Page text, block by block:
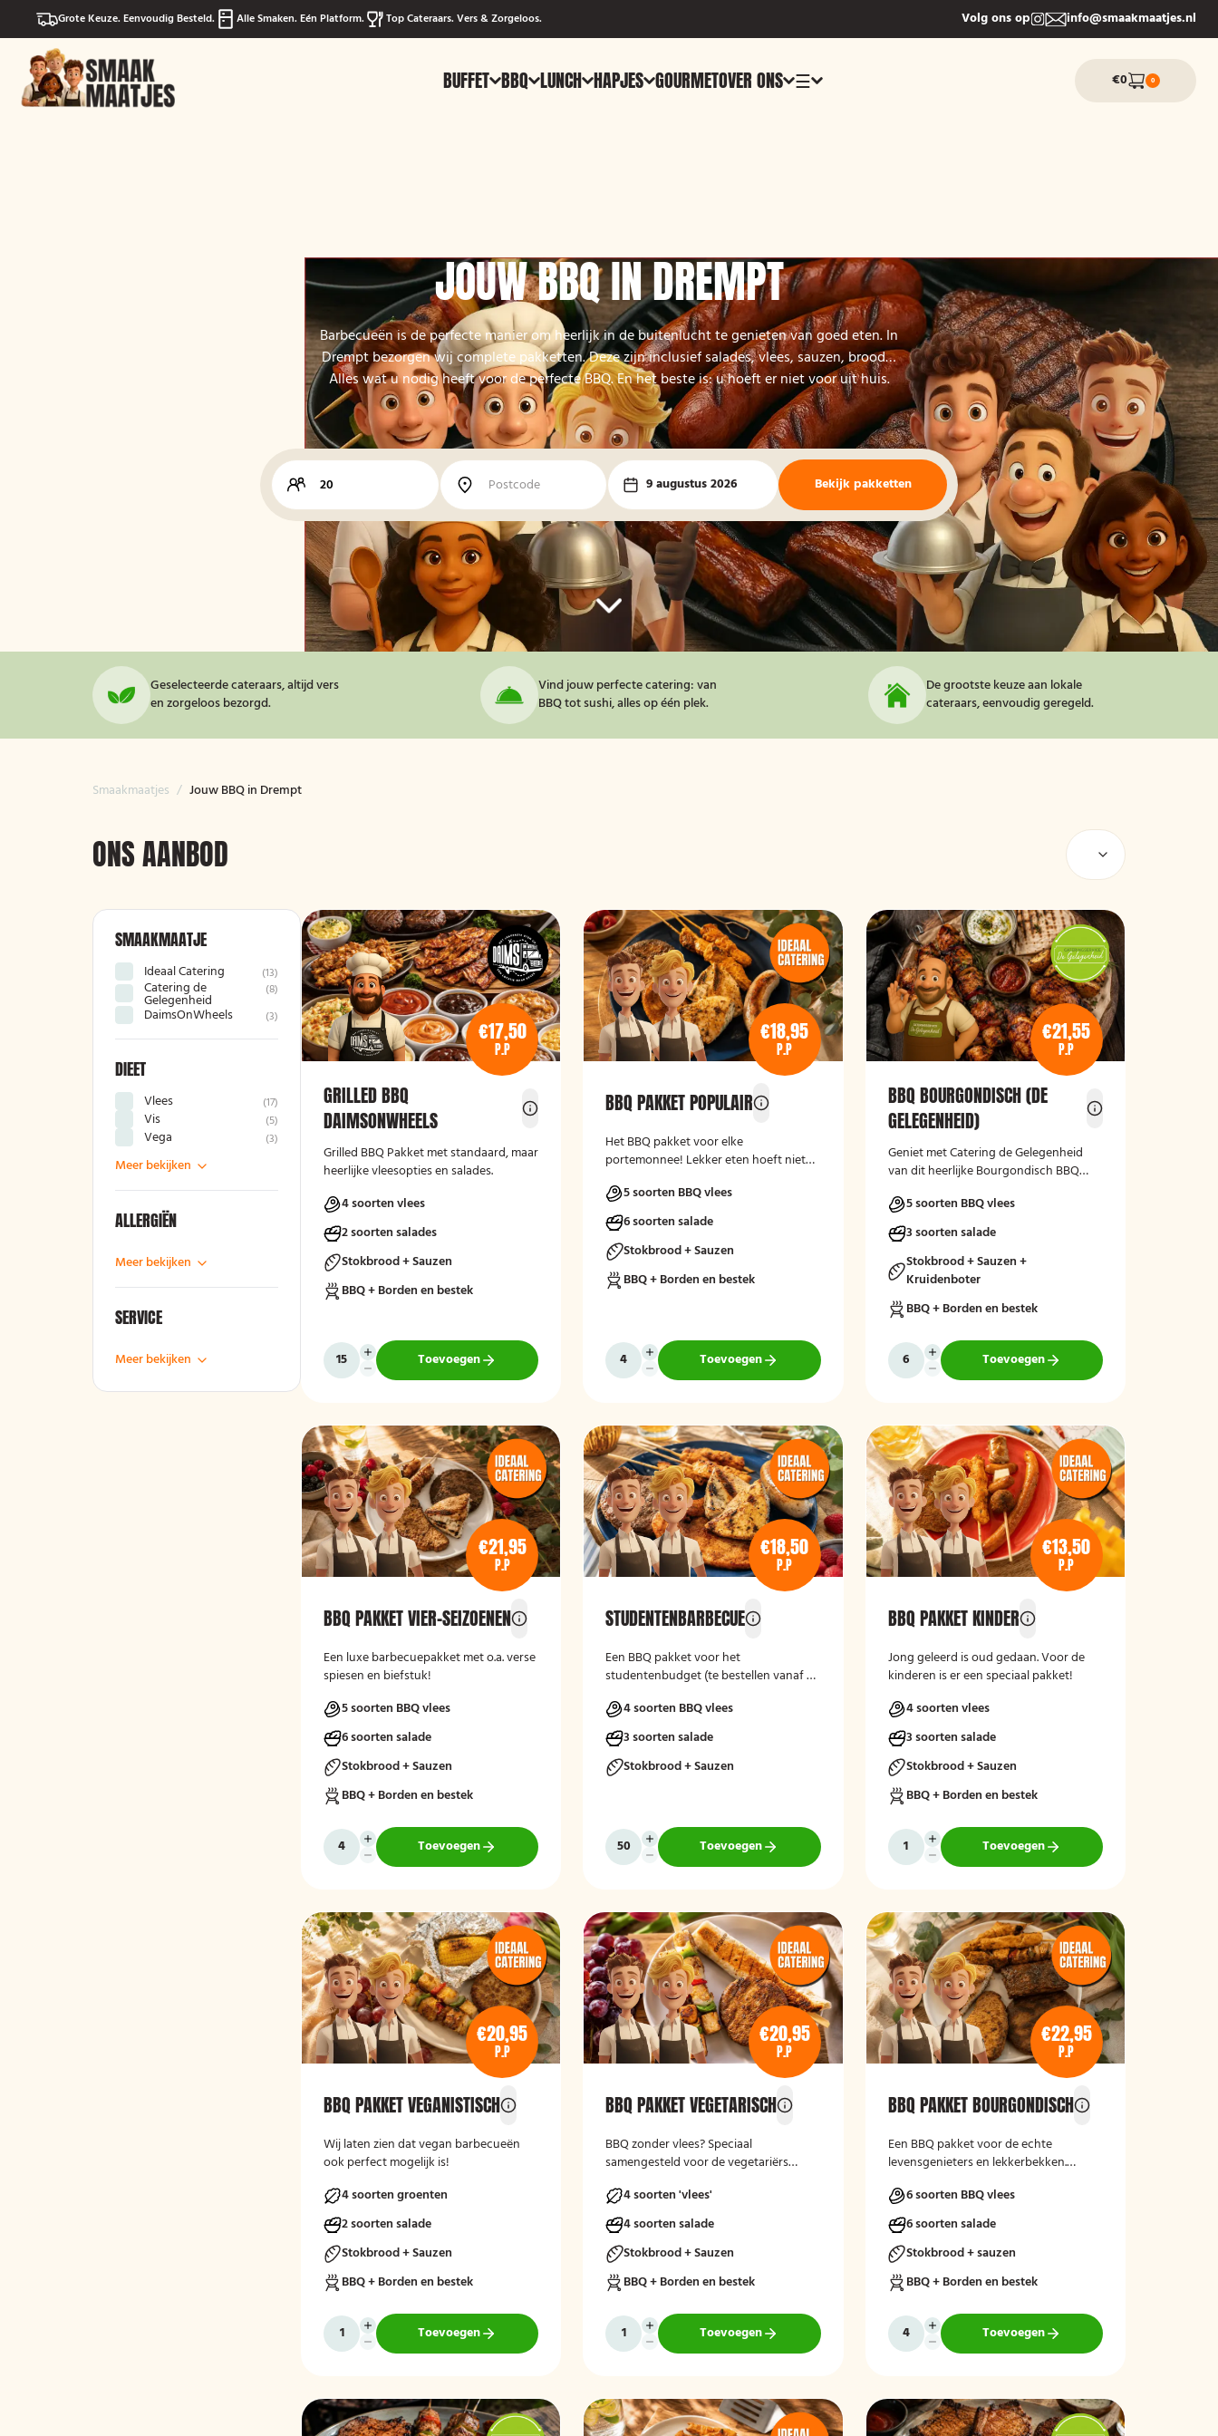
Grote Keuze. Eenvoudig Besteld. Alle Smaken. Eén Platform. Top Cateraars. Vers & Zorgeloos. Volg ons op info@smaakmaatjes.nl
BUFFET BBQ LUNCH HAPJES GOURMETOVER ONS ☰ €0 0
JOUW BBQ IN DREMPT
Barbecueën is de perfecte manier om heerlijk in de buitenlucht te genieten van goed eten. In
Drempt bezorgen wij complete pakketten. Deze zijn inclusief salades, vlees, sauzen, brood…
Alles wat u nodig heeft voor de perfecte BBQ. En het beste is: u hoeft er niet voor uit huis.
9 augustus 2026 Bekijk pakketten
Geselecteerde cateraars, altijd vers
en zorgeloos bezorgd.
Vind jouw perfecte catering: van
BBQ tot sushi, alles op één plek.
De grootste keuze aan lokale
cateraars, eenvoudig geregeld.
Smaakmaatjes / Jouw BBQ in Drempt
ONS AANBOD
SMAAKMAATJE
Ideaal Catering (13)
Catering de
Gelegenheid
(8)
DaimsOnWheels (3)
DIEET
Vlees (17)
Vis (5)
Vega (3)
Meer bekijken
ALLERGIËN
Meer bekijken
SERVICE
Meer bekijken
€17,50
P.P
GRILLED BBQ
DAIMSONWHEELS
Grilled BBQ Pakket met standaard, maar
heerlijke vleesopties en salades.
4 soorten vlees
2 soorten salades
Stokbrood + Sauzen
BBQ + Borden en bestek
Toevoegen
€18,95
P.P
BBQ PAKKET POPULAIR
Het BBQ pakket voor elke
portemonnee! Lekker eten hoeft niet
5 soorten BBQ vlees
6 soorten salade
Stokbrood + Sauzen
BBQ + Borden en bestek
Toevoegen
€21,55
P.P
BBQ BOURGONDISCH (DE
GELEGENHEID)
Geniet met Catering de Gelegenheid
van dit heerlijke Bourgondisch BBQ
5 soorten BBQ vlees
3 soorten salade
Stokbrood + Sauzen +
Kruidenboter
BBQ + Borden en bestek
Toevoegen
€21,95
P.P
BBQ PAKKET VIER-SEIZOENEN
Een luxe barbecuepakket met o.a. verse
spiesen en biefstuk!
5 soorten BBQ vlees
6 soorten salade
Stokbrood + Sauzen
BBQ + Borden en bestek
Toevoegen
€18,50
P.P
STUDENTENBARBECUE
Een BBQ pakket voor het
studentenbudget (te bestellen vanaf 50
4 soorten BBQ vlees
3 soorten salade
Stokbrood + Sauzen
Toevoegen
€13,50
P.P
BBQ PAKKET KINDER
Jong geleerd is oud gedaan. Voor de
kinderen is er een speciaal pakket!
4 soorten vlees
3 soorten salade
Stokbrood + Sauzen
BBQ + Borden en bestek
Toevoegen
€20,95
P.P
BBQ PAKKET VEGANISTISCH
Wij laten zien dat vegan barbecueën
ook perfect mogelijk is!
4 soorten groenten
2 soorten salade
Stokbrood + Sauzen
BBQ + Borden en bestek
Toevoegen
€20,95
P.P
BBQ PAKKET VEGETARISCH
BBQ zonder vlees? Speciaal
samengesteld voor de vegetariërs
4 soorten 'vlees'
4 soorten salade
Stokbrood + Sauzen
BBQ + Borden en bestek
Toevoegen
€22,95
P.P
BBQ PAKKET BOURGONDISCH
Een BBQ pakket voor de echte
levensgenieters en lekkerbekken.
6 soorten BBQ vlees
6 soorten salade
Stokbrood + sauzen
BBQ + Borden en bestek
Toevoegen